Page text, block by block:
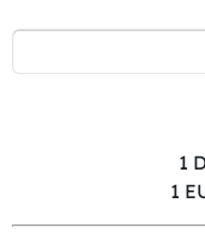
1
1